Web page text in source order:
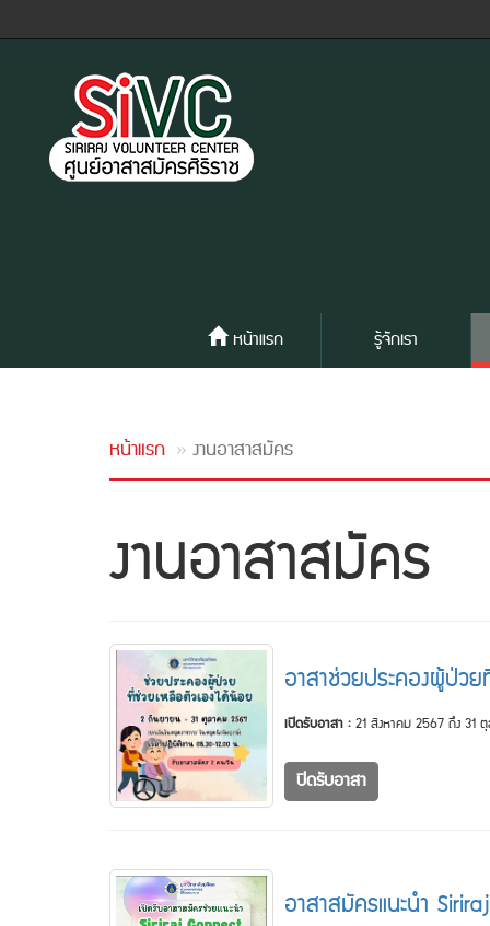
หน้าแรก รู้จักเรา
หน้าแรก งานอาสาสมัคร
งานอาสาสมัคร
อาสาช่วยประคองผู้ป่ว
เปิดรับอาสา :21 สิงหาคม 2567 ถึง 31
ปิดรับอาสา
อาสาสมัครแนะนำ